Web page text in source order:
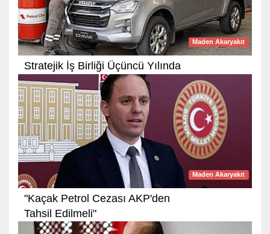
Maden Akaryakıt
Stratejik İş Birliği Üçüncü Yılında
Maden Akaryakıt
"Kaçak Petrol Cezası AKP'den
Tahsil Edilmeli"